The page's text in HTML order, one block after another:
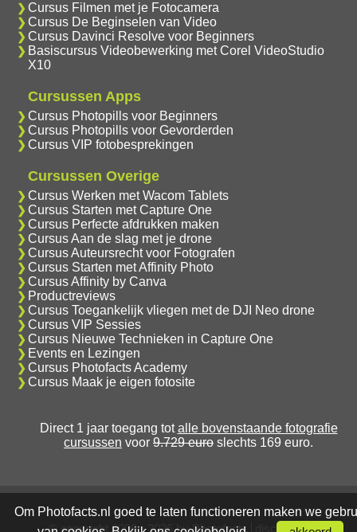
Cursus Filmen met je Fotocamera
Cursus De Beginselen van Video
Cursus Davinci Resolve voor Beginners
Basiscursus Videobewerking met Corel VideoStudio
X10
Cursussen Apps
Cursus Photopills voor Beginners
Cursus Photopills voor Gevorderden
Cursus VIP fotobesprekingen
Cursussen Overige
Cursus Werken met Wacom Tablets
Cursus Starten met Capture One
Cursus Perfecte afdrukken maken
Cursus Aan de slag met je drone
Cursus Auteursrecht voor Fotografen
Cursus Starten met Affinity Photo
Cursus Affinity by Canva
Productreviews
Cursus Toegankelijk vliegen met de DJI Neo drone
Cursus VIP Sessies
Cursus Nieuwe Technieken in Capture One
Events en Lezingen
Cursus Photofacts Academy
Cursus Maak je eigen fotosite
Direct 1 jaar toegang totalle bovenstaande fotografie
cursussen voor 9.729 euro slechts 169 euro.
© copyright 2006 - 2026 by Photofacts disclaimer
Om Photofacts.nl goed te laten functioneren maken we